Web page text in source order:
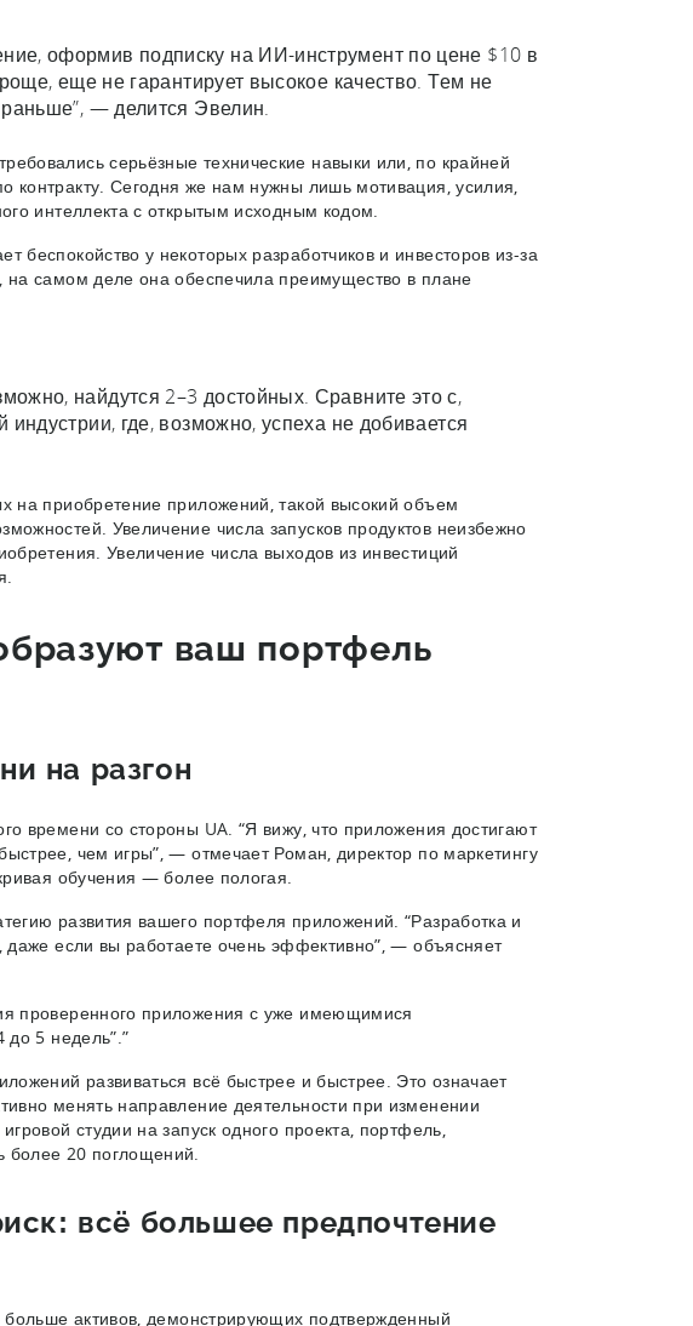
оформив подписку на ИИ-инструмент по цене $10 в
еще не гарантирует высокое качество. Тем не
— делится Эвелин.
серьёзные технические навыки или, по крайней
Сегодня же нам нужны лишь мотивация, усилия,
интеллекта с открытым исходным кодом.
беспокойство у некоторых разработчиков и инвесторов из-за
на самом деле она обеспечила преимущество в плане
найдутся 2–3 достойных. Сравните это с,
где, возможно, успеха не добивается
на приобретение приложений, такой высокий объем
Увеличение числа запусков продуктов неизбежно
Увеличение числа выходов из инвестиций
ваш портфель
на разгон
времени со стороны UA. “Я вижу, что приложения достигают
чем игры”, — отмечает Роман, директор по маркетингу
обучения — более пологая.
развития вашего портфеля приложений. “Разработка и
если вы работаете очень эффективно”, — объясняет
проверенного приложения с уже имеющимися
до 5 недель”.”
развиваться всё быстрее и быстрее. Это означает
менять направление деятельности при изменении
студии на запуск одного проекта, портфель,
более 20 поглощений.
всё большее предпочтение
активов, демонстрирующих подтвержденный